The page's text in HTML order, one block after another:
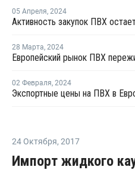
05 Апреля, 2024
28 Марта, 2024
02 Февраля, 2024
Экспортные цены на ПВХ в
24 Октября, 2017
Импорт жидкого